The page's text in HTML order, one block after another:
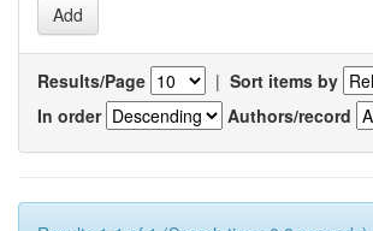
Results/Page | Sort items by
In order
Authors/record